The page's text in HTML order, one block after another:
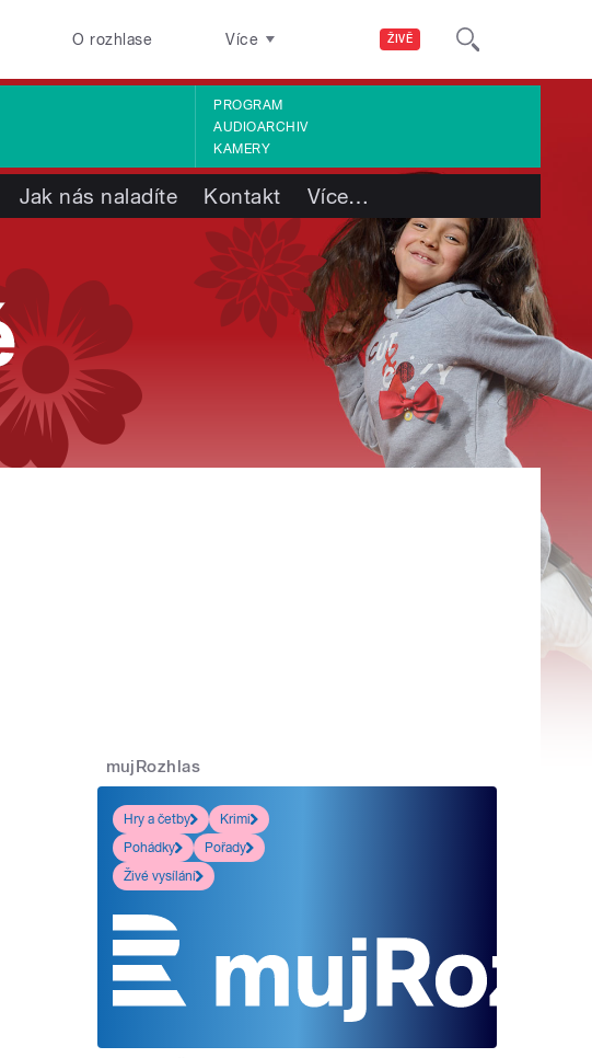
ŽIVĚ
O rozhlase Více
PROGRAM
AUDIOARCHIV
KAMERY
Jak nás naladíte Kontakt Více…
mujRozhlas
Hry a četby
Krimi
Pohádky
Pořady
Živé vysílání